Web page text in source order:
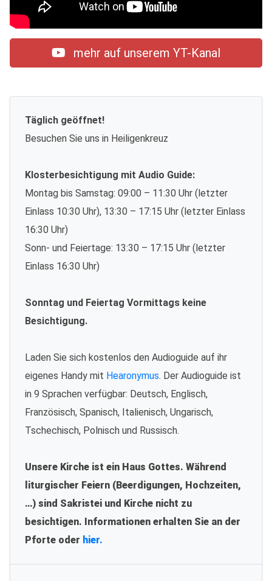
mehr auf unserem YT-Kanal
Täglich geöffnet!
Besuchen Sie uns in Heiligenkreuz
Klosterbesichtigung mit Audio Guide:
Montag bis Samstag: 09:00 – 11:30 Uhr (letzter
Einlass 10:30 Uhr), 13:30 – 17:15 Uhr (letzter Einlass
16:30 Uhr)
Sonn- und Feiertage: 13:30 – 17:15 Uhr (letzter
Einlass 16:30 Uhr)
Sonntag und Feiertag Vormittags keine
Besichtigung.
Laden Sie sich kostenlos den Audioguide auf ihr
eigenes Handy mit Hearonymus. Der Audioguide ist
in 9 Sprachen verfügbar: Deutsch, Englisch,
Französisch, Spanisch, Italienisch, Ungarisch,
Tschechisch, Polnisch und Russisch.
Unsere Kirche ist ein Haus Gottes. Während
liturgischer Feiern (Beerdigungen, Hochzeiten,
…) sind Sakristei und Kirche nicht zu
besichtigen. Informationen erhalten Sie an der
Pforte oder hier.